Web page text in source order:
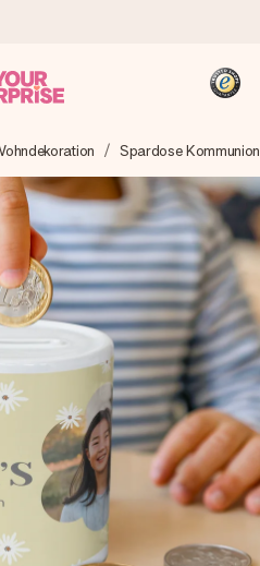
sorgfältig vor und schicken es
zum richtigen Zeitpunkt
am meisten zählt.
Bewertungen)
Kunden bewerten uns mit
aller Länder, in
Uhr
- 13:00 Uhr
Spardose Kommunion